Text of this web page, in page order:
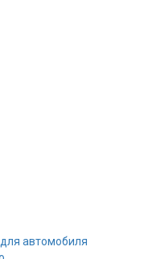
автомобиля